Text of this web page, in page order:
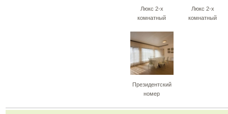
Люкс 2-х
комнатный
Люкс 2-х
комнатный
Президентский
номер